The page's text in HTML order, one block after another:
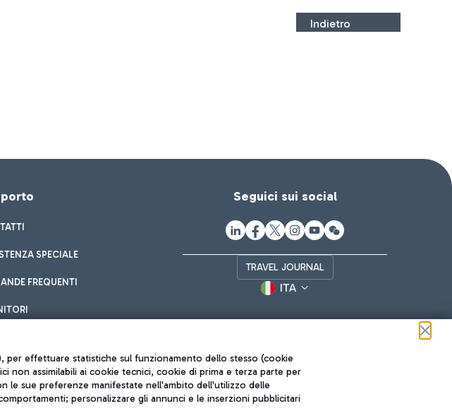
Indietro
SPECIALE
FREQUENTI
Seguici sui social
TRAVEL JOURNAL
ITA
effettuare statistiche sul funzionamento dello stesso (cookie
non assimilabili ai cookie tecnici, cookie di prima e terza parte per
le sue preferenze manifestate nell'ambito dell'utilizzo delle
personalizzare gli annunci e le inserzioni pubblicitari